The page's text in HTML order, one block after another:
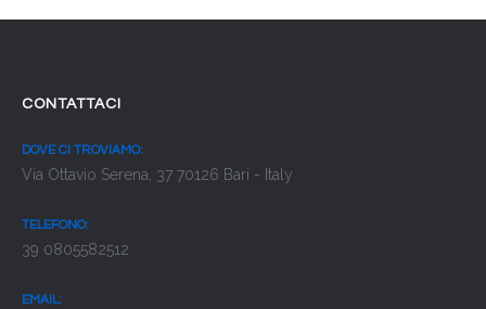
CONTATTACI
DOVE CI TROVIAMO:
Via Ottavio Serena, 37 70126 Bari - Italy
TELEFONO:
39 0805582512
EMAIL: